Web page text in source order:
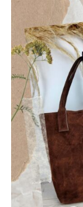
μπάσο, Billy
(rhythm +
ΡΩΓΜΕΣ
Οι “Ρωγμές”
συγκρότημα που
την Ναύπακτο.
φιλοσοφία τους:
τη σιωπή και
ρωγμές της
ανάμεσα στο
ωμή ενέργεια
μουσική που
και την ανάγκη